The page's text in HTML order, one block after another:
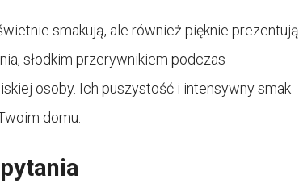
smakują, ale również pięknie prezentują
słodkim przerywnikiem podczas
osoby. Ich puszystość i intensywny smak
domu.